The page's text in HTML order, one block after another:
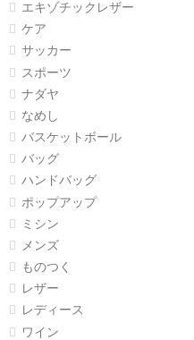
エキゾチックレザー
ケア
サッカー
スポーツ
ナダヤ
なめし
バスケットボール
バッグ
ハンドバッグ
ポップアップ
ミシン
メンズ
ものつく
レザー
レディース
ワイン